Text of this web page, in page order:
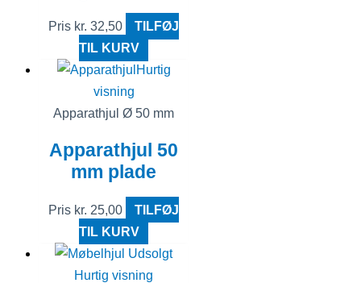
Pris kr. 32,50
TILFØJ
TIL KURV
Hurtig
visning
Apparathjul Ø 50 mm
Apparathjul 50
mm plade
Pris kr. 25,00
TILFØJ
TIL KURV
Udsolgt
Hurtig visning